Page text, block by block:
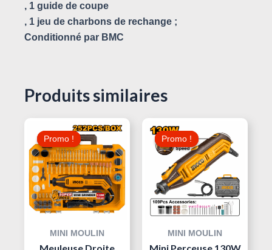
, 1 guide de coupe
, 1 jeu de charbons de rechange ;
Conditionné par BMC
Produits similaires
Promo !
Promo !
MINI MOULIN
Le
Prix
Initial
Était :
Le
135,000 د.ت.
Promo !
Promo !
MINI MOULIN
Prix
Initial
Était :
Le